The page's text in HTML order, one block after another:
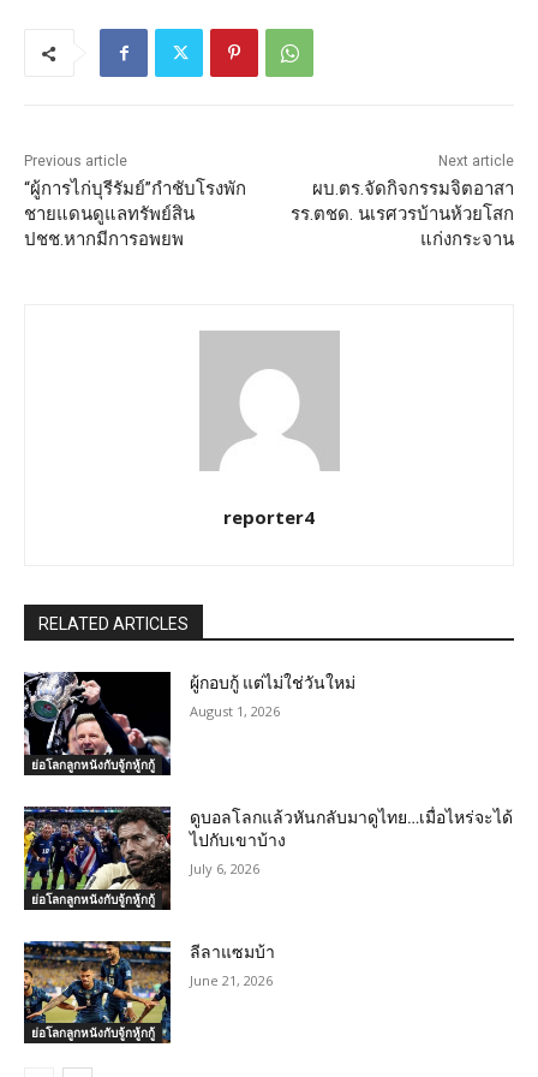
Previous article
“ผู้การไก่บุรีรัมย์”กำชับโรงพัก
ชายแดนดูแลทรัพย์สิน
ปชช.หากมีการอพยพ
Next article
ผบ.ตร.จัดกิจกรรมจิตอาสา
รร.ตชด. นเรศวรบ้านห้วยโสก
แก่งกระจาน
reporter4
RELATED ARTICLES
ย่อโลกลูกหนังกับจู้กหู้กกู้
ผู้กอบกู้ แต่ไม่ใช่วันใหม่
August 1, 2026
ย่อโลกลูกหนังกับจู้กหู้กกู้
ดูบอลโลกแล้วหันกลับมาดูไทย…เมื่อไหร่จะได้
ไปกับเขาบ้าง
July 6, 2026
ย่อโลกลูกหนังกับจู้กหู้กกู้
ลีลาแซมบ้า
June 21, 2026